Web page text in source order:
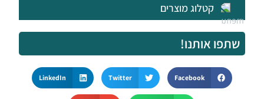
קטלוג מוצרים
שתפו אותנו!
Facebook
Twitter
LinkedIn